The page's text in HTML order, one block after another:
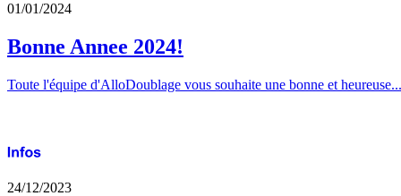
01/01/2024
Bonne Annee 2024!
Toute l'équipe d'AlloDoublage vous souhaite une bonne et heureuse...
24/12/2023